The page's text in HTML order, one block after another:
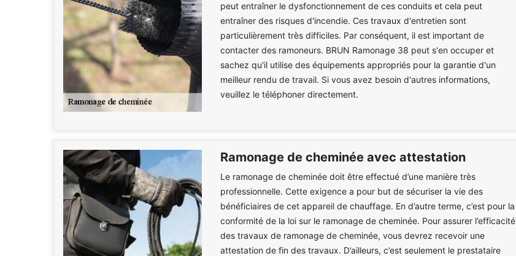
peut entraîner le dysfonctionnement de ces conduits et cela peut
entraîner des risques d'incendie. Ces travaux d'entretien sont
particulièrement très difficiles. Par conséquent, il est important de
contacter des ramoneurs. BRUN Ramonage 38 peut s'en occuper et
sachez qu'il utilise des équipements appropriés pour la garantie d'un
meilleur rendu de travail. Si vous avez besoin d'autres informations,
veuillez le téléphoner directement.
Ramonage de cheminée avec attestation
Le ramonage de cheminée doit être effectué d’une manière très
professionnelle. Cette exigence a pour but de sécuriser la vie des
bénéficiaires de cet appareil de chauffage. En d’autre terme, c’est pour la
conformité de la loi sur le ramonage de cheminée. Pour assurer l’efficacité
des travaux de ramonage de cheminée, vous devrez recevoir une
attestation de fin des travaux. D’ailleurs, c’est seulement le prestataire